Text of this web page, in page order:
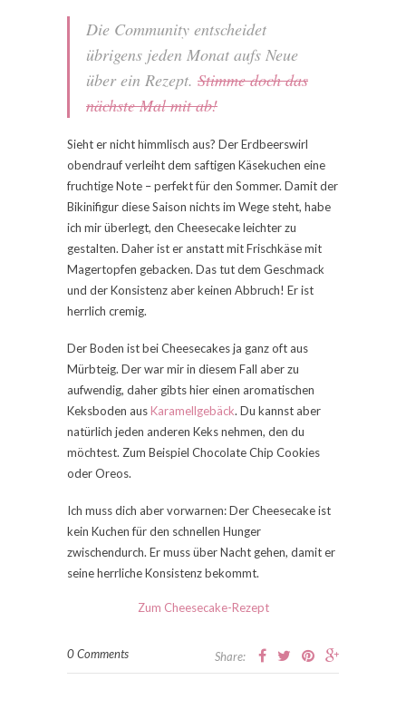
Die Community entscheidet
übrigens jeden Monat aufs Neue
über ein Rezept. Stimme doch das
nächste Mal mit ab!
Sieht er nicht himmlisch aus? Der Erdbeerswirl
obendrauf verleiht dem saftigen Käsekuchen eine
fruchtige Note – perfekt für den Sommer. Damit der
Bikinifigur diese Saison nichts im Wege steht, habe
ich mir überlegt, den Cheesecake leichter zu
gestalten. Daher ist er anstatt mit Frischkäse mit
Magertopfen gebacken. Das tut dem Geschmack
und der Konsistenz aber keinen Abbruch! Er ist
herrlich cremig.
Der Boden ist bei Cheesecakes ja ganz oft aus
Mürbteig. Der war mir in diesem Fall aber zu
aufwendig, daher gibts hier einen aromatischen
Keksboden ausKaramellgebäck. Du kannst aber
natürlich jeden anderen Keks nehmen, den du
möchtest. Zum Beispiel Chocolate Chip Cookies
oder Oreos.
Ich muss dich aber vorwarnen: Der Cheesecake ist
kein Kuchen für den schnellen Hunger
zwischendurch. Er muss über Nacht gehen, damit er
seine herrliche Konsistenz bekommt.
Zum Cheesecake-Rezept
0 Comments Share: